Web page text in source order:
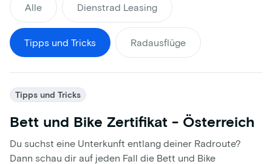
Alle Dienstrad Leasing
Tipps und Tricks Radausflüge
Tipps und Tricks
Bett und Bike Zertifikat - Österreich
Du suchst eine Unterkunft entlang deiner Radroute?
Dann schau dir auf jeden Fall die Bett und Bike